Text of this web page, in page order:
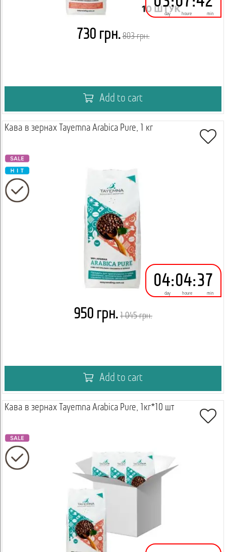
day houre min
730 грн. 803 грн.
Add to cart
Кава в зернах Tayemna Arabica Pure, 1 кг
04
day
:04
houre
:37
min
950 грн. 1 045 грн.
Add to cart
Кава в зернах Tayemna Arabica Pure, 1кг*10 шт